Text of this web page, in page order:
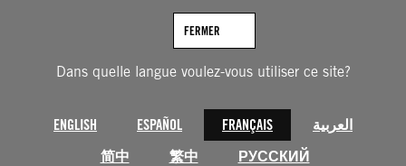
Dans quelle langue voulez-vous utiliser ce site?
ENGLISH ESPAÑOL FRANÇAIS
العربية
简中
繁中 РУССКИЙ
FERMER